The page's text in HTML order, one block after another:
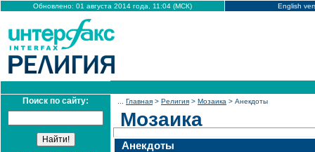
Обновлено: 01 августа 2014 года, 11:04 (МСК) English
Поиск по сайту: Главная > Религия > Мозаика > Анекдоты
Мозаика
Анекдоты